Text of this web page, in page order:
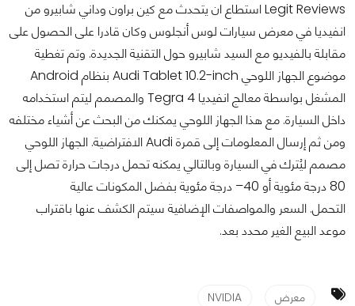
Legit Reviews استطاع ان يتحدث مع كين براون وداني شابيرو من
انفيديا في معرض سيارات لوس أنجلوس وكان قادرا على الحصول على
مقابلة بالفيديو مع السيد شابيرو حول التقنية الجديدة. وتم تغطية
موضوع الجهاز اللوحي Audi Tablet 10.2-inch بنظام Android
المشغل بواسطة معالج انفيديا Tegra 4 والمصمم ليتم استخدامه
داخل السيارة. مع هذا الجهاز اللوحي يمكنك من البحث عن أشياء مختلفه
ومن ثم إرسال المعلومات إلى قمرة Audi الافتراضية. الجهاز اللوحي
مصمم ليُترك في السيارة وبالتالي يمكنه تحمل درجات حرارة تصل إلى
80 درجة مئوية أو 40– درجة مئوية بفضل المكونات عالية
التحمل. السعر والمواصفات الإضافية سيتم الكشف عنها باقتراب
موعد البيع الغير محدد بعد.
معرض NVIDIA